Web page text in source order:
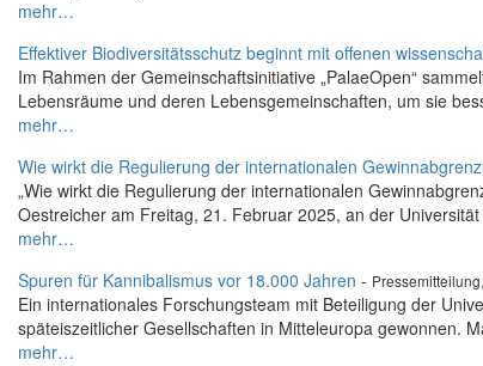
mehr…
Effektiver Biodiversitätsschutz beginnt mit offenen
Im Rahmen der Gemeinschaftsinitiative „PalaeOpen“
Lebensräume und deren Lebensgemeinschaften, um sie
mehr…
Wie wirkt die Regulierung der internationalen
„Wie wirkt die Regulierung der internationalen
Oestreicher am Freitag, 21. Februar 2025, an der
mehr…
Spuren für Kannibalismus vor 18.000 Jahren -
Ein internationales Forschungsteam mit Beteiligung der
späteiszeitlicher Gesellschaften in Mitteleuropa gewonnen.
mehr…